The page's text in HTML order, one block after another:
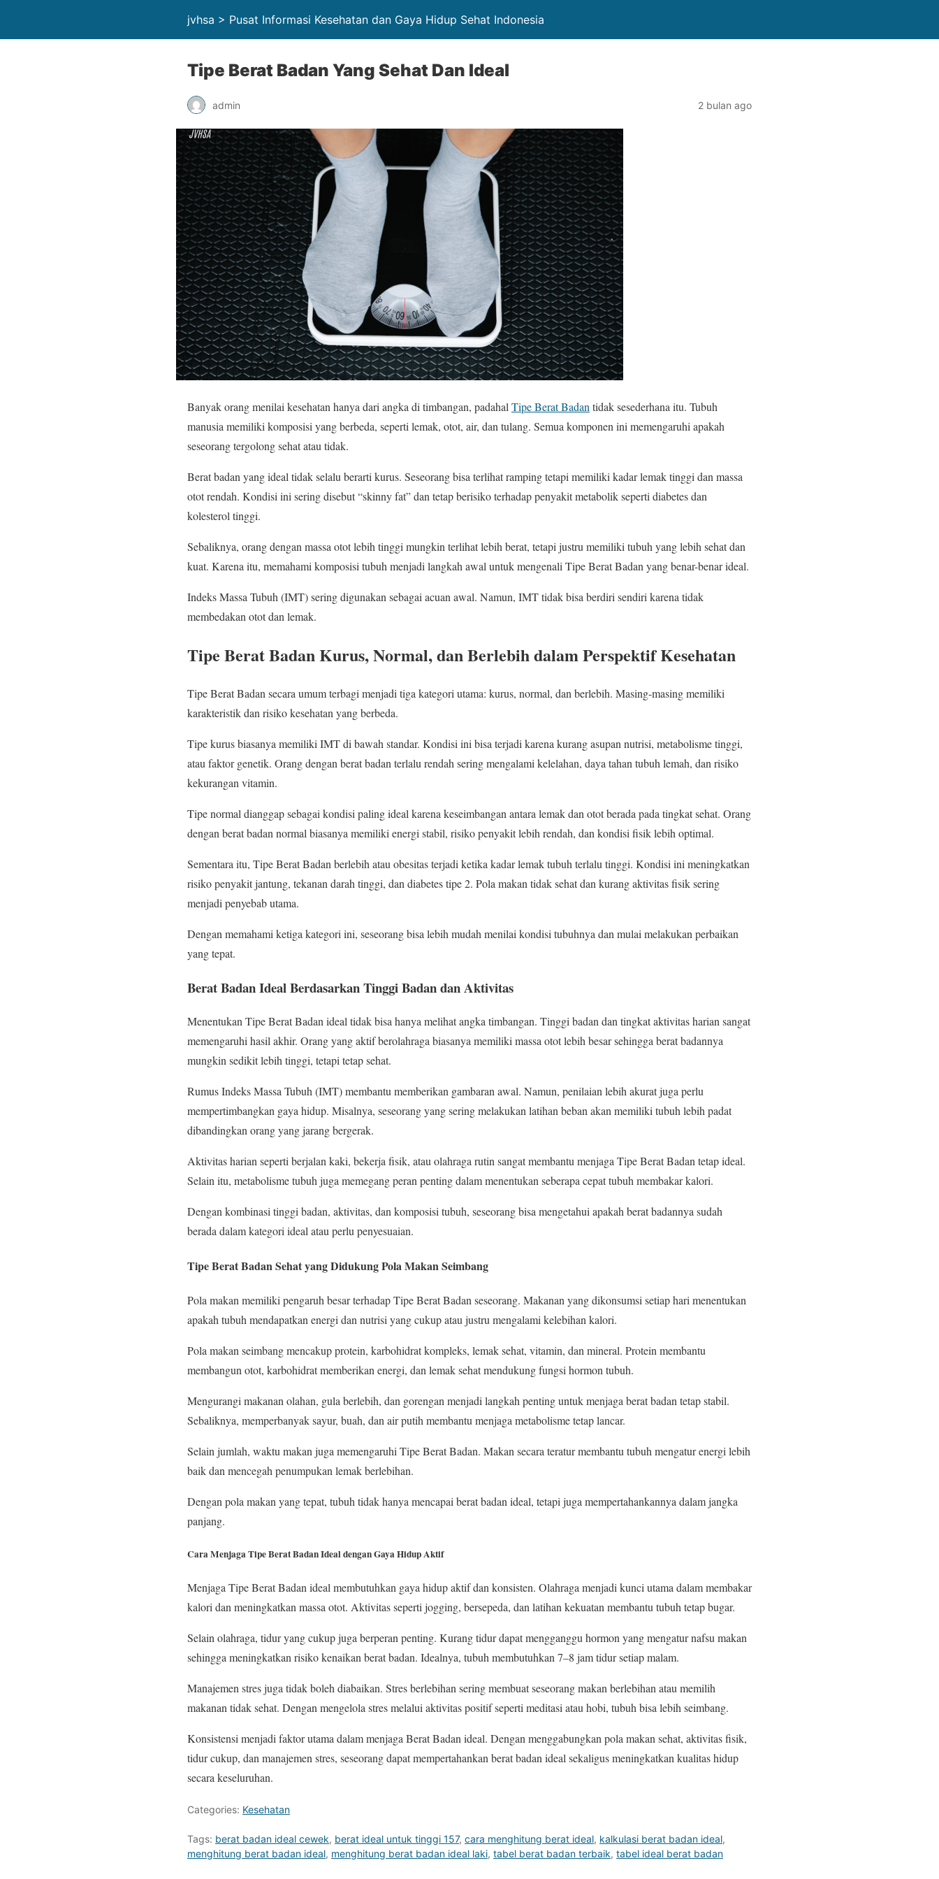
jvhsa > Pusat Informasi Kesehatan dan Gaya Hidup Sehat Indonesia
Tipe Berat Badan Yang Sehat Dan Ideal
admin 2 bulan ago
Banyak orang menilai kesehatan hanya dari angka di timbangan, padahal Tipe Berat Badan tidak sesederhana itu. Tubuh
manusia memiliki komposisi yang berbeda, seperti lemak, otot, air, dan tulang. Semua komponen ini memengaruhi apakah
seseorang tergolong sehat atau tidak.
Berat badan yang ideal tidak selalu berarti kurus. Seseorang bisa terlihat ramping tetapi memiliki kadar lemak tinggi dan massa
otot rendah. Kondisi ini sering disebut “skinny fat” dan tetap berisiko terhadap penyakit metabolik seperti diabetes dan
kolesterol tinggi.
Sebaliknya, orang dengan massa otot lebih tinggi mungkin terlihat lebih berat, tetapi justru memiliki tubuh yang lebih sehat dan
kuat. Karena itu, memahami komposisi tubuh menjadi langkah awal untuk mengenali Tipe Berat Badan yang benar-benar ideal.
Indeks Massa Tubuh (IMT) sering digunakan sebagai acuan awal. Namun, IMT tidak bisa berdiri sendiri karena tidak
membedakan otot dan lemak.
Tipe Berat Badan Kurus, Normal, dan Berlebih dalam Perspektif Kesehatan
Tipe Berat Badan secara umum terbagi menjadi tiga kategori utama: kurus, normal, dan berlebih. Masing-masing memiliki
karakteristik dan risiko kesehatan yang berbeda.
Tipe kurus biasanya memiliki IMT di bawah standar. Kondisi ini bisa terjadi karena kurang asupan nutrisi, metabolisme tinggi,
atau faktor genetik. Orang dengan berat badan terlalu rendah sering mengalami kelelahan, daya tahan tubuh lemah, dan risiko
kekurangan vitamin.
Tipe normal dianggap sebagai kondisi paling ideal karena keseimbangan antara lemak dan otot berada pada tingkat sehat. Orang
dengan berat badan normal biasanya memiliki energi stabil, risiko penyakit lebih rendah, dan kondisi fisik lebih optimal.
Sementara itu, Tipe Berat Badan berlebih atau obesitas terjadi ketika kadar lemak tubuh terlalu tinggi. Kondisi ini meningkatkan
risiko penyakit jantung, tekanan darah tinggi, dan diabetes tipe 2. Pola makan tidak sehat dan kurang aktivitas fisik sering
menjadi penyebab utama.
Dengan memahami ketiga kategori ini, seseorang bisa lebih mudah menilai kondisi tubuhnya dan mulai melakukan perbaikan
yang tepat.
Berat Badan Ideal Berdasarkan Tinggi Badan dan Aktivitas
Menentukan Tipe Berat Badan ideal tidak bisa hanya melihat angka timbangan. Tinggi badan dan tingkat aktivitas harian sangat
memengaruhi hasil akhir. Orang yang aktif berolahraga biasanya memiliki massa otot lebih besar sehingga berat badannya
mungkin sedikit lebih tinggi, tetapi tetap sehat.
Rumus Indeks Massa Tubuh (IMT) membantu memberikan gambaran awal. Namun, penilaian lebih akurat juga perlu
mempertimbangkan gaya hidup. Misalnya, seseorang yang sering melakukan latihan beban akan memiliki tubuh lebih padat
dibandingkan orang yang jarang bergerak.
Aktivitas harian seperti berjalan kaki, bekerja fisik, atau olahraga rutin sangat membantu menjaga Tipe Berat Badan tetap ideal.
Selain itu, metabolisme tubuh juga memegang peran penting dalam menentukan seberapa cepat tubuh membakar kalori.
Dengan kombinasi tinggi badan, aktivitas, dan komposisi tubuh, seseorang bisa mengetahui apakah berat badannya sudah
berada dalam kategori ideal atau perlu penyesuaian.
Tipe Berat Badan Sehat yang Didukung Pola Makan Seimbang
Pola makan memiliki pengaruh besar terhadap Tipe Berat Badan seseorang. Makanan yang dikonsumsi setiap hari menentukan
apakah tubuh mendapatkan energi dan nutrisi yang cukup atau justru mengalami kelebihan kalori.
Pola makan seimbang mencakup protein, karbohidrat kompleks, lemak sehat, vitamin, dan mineral. Protein membantu
membangun otot, karbohidrat memberikan energi, dan lemak sehat mendukung fungsi hormon tubuh.
Mengurangi makanan olahan, gula berlebih, dan gorengan menjadi langkah penting untuk menjaga berat badan tetap stabil.
Sebaliknya, memperbanyak sayur, buah, dan air putih membantu menjaga metabolisme tetap lancar.
Selain jumlah, waktu makan juga memengaruhi Tipe Berat Badan. Makan secara teratur membantu tubuh mengatur energi lebih
baik dan mencegah penumpukan lemak berlebihan.
Dengan pola makan yang tepat, tubuh tidak hanya mencapai berat badan ideal, tetapi juga mempertahankannya dalam jangka
panjang.
Cara Menjaga Tipe Berat Badan Ideal dengan Gaya Hidup Aktif
Menjaga Tipe Berat Badan ideal membutuhkan gaya hidup aktif dan konsisten. Olahraga menjadi kunci utama dalam membakar
kalori dan meningkatkan massa otot. Aktivitas seperti jogging, bersepeda, dan latihan kekuatan membantu tubuh tetap bugar.
Selain olahraga, tidur yang cukup juga berperan penting. Kurang tidur dapat mengganggu hormon yang mengatur nafsu makan
sehingga meningkatkan risiko kenaikan berat badan. Idealnya, tubuh membutuhkan 7–8 jam tidur setiap malam.
Manajemen stres juga tidak boleh diabaikan. Stres berlebihan sering membuat seseorang makan berlebihan atau memilih
makanan tidak sehat. Dengan mengelola stres melalui aktivitas positif seperti meditasi atau hobi, tubuh bisa lebih seimbang.
Konsistensi menjadi faktor utama dalam menjaga Berat Badan ideal. Dengan menggabungkan pola makan sehat, aktivitas fisik,
tidur cukup, dan manajemen stres, seseorang dapat mempertahankan berat badan ideal sekaligus meningkatkan kualitas hidup
secara keseluruhan.
Categories: Kesehatan
Tags: berat badan ideal cewek, berat ideal untuk tinggi 157, cara menghitung berat ideal, kalkulasi berat badan ideal,
menghitung berat badan ideal, menghitung berat badan ideal laki, tabel berat badan terbaik, tabel ideal berat badan